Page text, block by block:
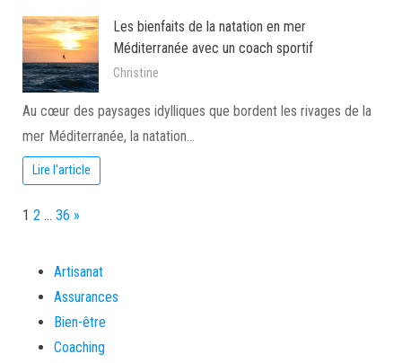
Les bienfaits de la natation en mer
Méditerranée avec un coach sportif
Christine
Au cœur des paysages idylliques que bordent les rivages de la
mer Méditerranée, la natation…
Lire l'article
Page:
1 2 … 36 Next
»
Artisanat
Assurances
Bien-être
Coaching